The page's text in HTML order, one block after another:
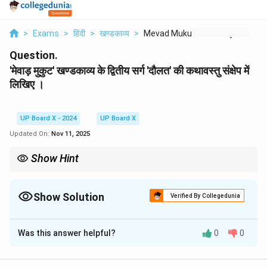
> Exams > हिंदी > खण्डकाव्य > Mevad Mukut Khndkavy...
Question.
'मेवाड़ मुकुट' खण्डकाव्य के द्वितीय सर्ग 'दौलत' की कथावस्तु संक्षेप में
लिखिए ।
UP Board X - 2024
UP Board X
Updated On: Nov 11, 2025
Show Hint
सर्ग का शीर्षक 'लक्ष्मी' है, 'दौलत' उनकी पुत्री का नाम है, इस तथ्य को ध्यान में रखें।
Show Solution Verified By Collegedunia
Solution and Explanation
'मेवाड़ मुकुट' खण्डकाव्य के द्वितीय सर्ग का शीर्षक 'लक्ष्मी' है, जिसे प्रश्न
Was this answer helpful? 0 0